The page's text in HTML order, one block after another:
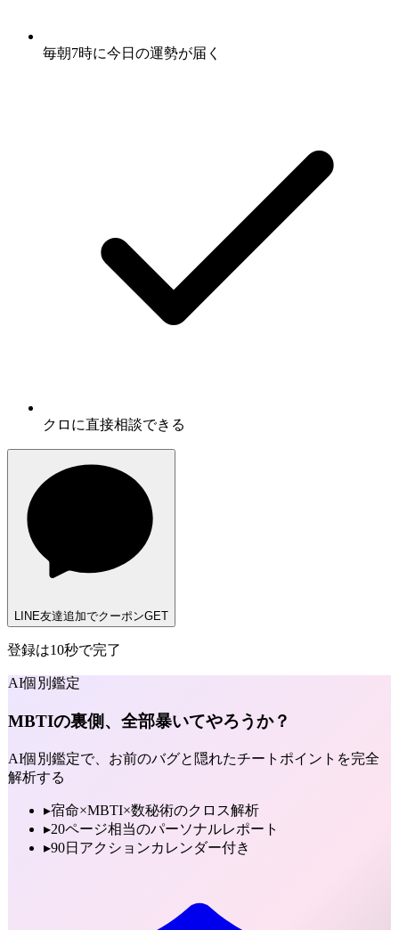
毎朝7時に今日の運勢が届く
クロに直接相談できる
LINE友達追加でクーポンGET
登録は10秒で完了
AI個別鑑定
MBTIの裏側、全部暴いてやろうか？
AI個別鑑定で、お前のバグと隠れたチートポイントを完全
解析する
▸宿命×MBTI×数秘術のクロス解析
▸20ページ相当のパーソナルレポート
▸90日アクションカレンダー付き